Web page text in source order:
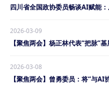
四川省全国政协委员畅谈AI赋能
2026-03-09
【聚焦两会】杨正林代表“把脉”
2026-03-08
【聚焦两会】曾勇委员：将“与